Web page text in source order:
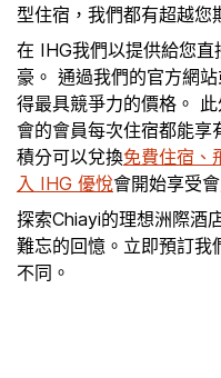
型住宿，我們都有超越您
在 IHG我們以提供給您直
豪。 通過我們的官方網
得最具競爭力的價格。
會的會員每次住宿都能享
積分可以兌換免費住宿、
入 IHG 優悅會開始享受
探索Chiayi的理想洲際酒
難忘的回憶。立即預訂我
不同。